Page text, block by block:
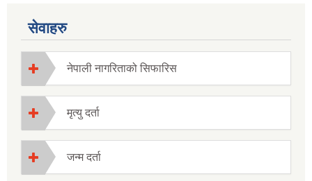
सेवाहरु
नेपाली नागरिताको सिफारिस
मृत्यु दर्ता
जन्म दर्ता